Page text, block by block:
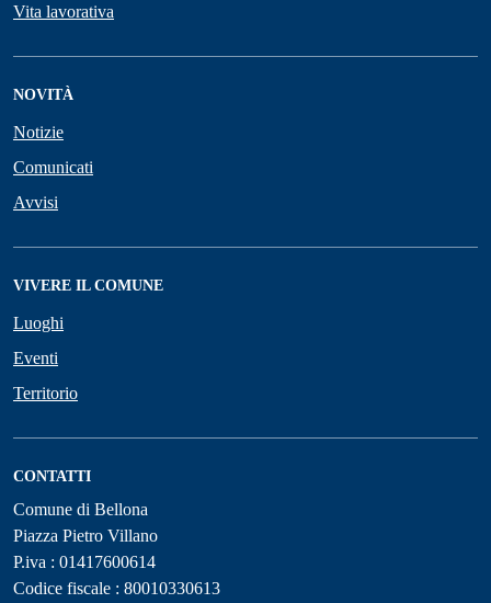
Vita lavorativa
NOVITÀ
Notizie
Comunicati
Avvisi
VIVERE IL COMUNE
Luoghi
Eventi
Territorio
CONTATTI
Comune di Bellona
Piazza Pietro Villano
P.iva : 01417600614
Codice fiscale : 80010330613